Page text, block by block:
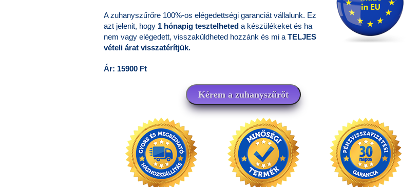
A zuhanyszűrőre 100%-os elégedettségi garanciát vállalunk. Ez
azt jelenit, hogy 1 hónapig tesztelheted a készülékeket és ha
nem vagy elégedett, visszaküldheted hozzánk és mi a TELJES
vételi árat visszatérítjük.
Ár: 15900 Ft
Kérem a zuhanyszűrőt